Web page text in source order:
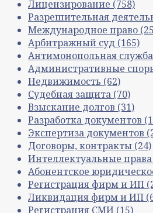
Лицензирование (758)
Разрешительная
Международное право
Арбитражный суд (165)
Антимонопольная
Административные
Недвижимость (62)
Судебная защита (70)
Взыскание долгов (31)
Разработка документов
Экспертиза документов
Договоры, контракты (24)
Интеллектуальные права
Абонентское
Регистрация фирм и ИП
Ликвидация фирм и ИП
Регистрация СМИ (15)